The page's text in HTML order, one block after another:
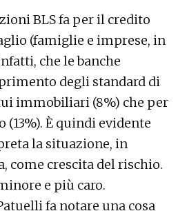
BLS fa per il credito
(famiglie e imprese, in
che le banche
degli standard di
immobiliari (8%) che per
È quindi evidente
la situazione, in
come crescita del rischio.
e più caro.
fa notare una cosa